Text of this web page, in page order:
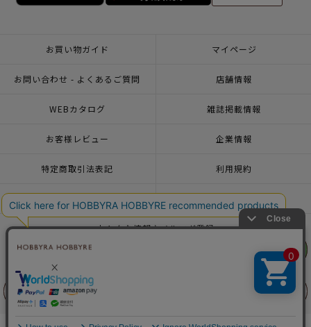
前に戻る
フェア
前に戻る
フェア
お買い物ガイド マイページ
お問い合わせ - よくあるご質問 店舗情報
WEBカタログ 雑誌掲載情報
お客様レビュー 企業情報
特定商取引法表記 利用規約
一緒に働こう♪求人情報
おトクな情報♪メルマガ登録
© 2026 HOBBYRA HOBBYRE CORPORATION ALL Rights Reserved